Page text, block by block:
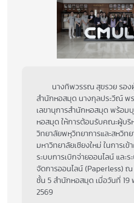
นางทิพวรรณ สุขรวย รองผู้
สำนักหอสมุด นางกุลประวีณ์ พ
เลขานุการสำนักหอสมุด พร้อม
หอสมุด ให้การต้อนรับคณะผู้บริ
วิทยาลัยพหุวิทยาการและสหวิทย
มหาวิทยาลัยเชียงใหม่ ในการเข้
ระบบการเบิกจ่ายออนไลน์ และร
จัดการออนไลน์ (Paperless) ณ
ชั้น 5 สำนักหอสมุด เมื่อวันที่ 19
2569